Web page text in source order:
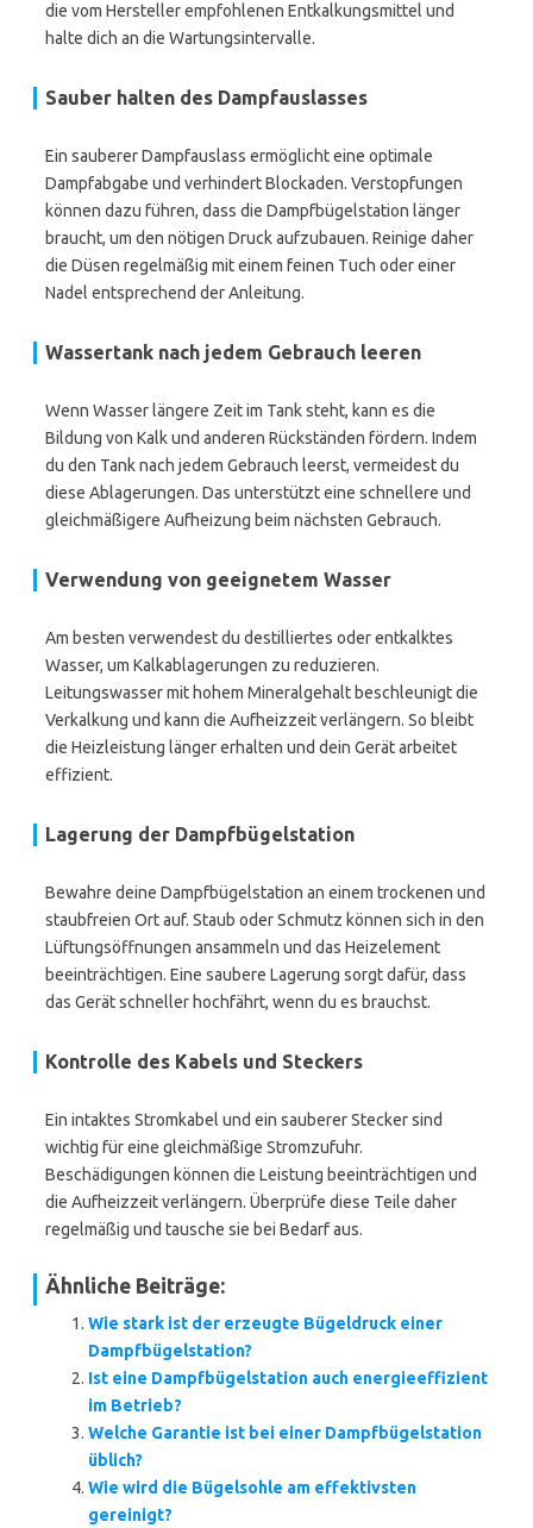
die vom Hersteller empfohlenen Entkalkungsmittel und
halte dich an die Wartungsintervalle.
Sauber halten des Dampfauslasses
Ein sauberer Dampfauslass ermöglicht eine optimale
Dampfabgabe und verhindert Blockaden. Verstopfungen
können dazu führen, dass die Dampfbügelstation länger
braucht, um den nötigen Druck aufzubauen. Reinige daher
die Düsen regelmäßig mit einem feinen Tuch oder einer
Nadel entsprechend der Anleitung.
Wassertank nach jedem Gebrauch leeren
Wenn Wasser längere Zeit im Tank steht, kann es die
Bildung von Kalk und anderen Rückständen fördern. Indem
du den Tank nach jedem Gebrauch leerst, vermeidest du
diese Ablagerungen. Das unterstützt eine schnellere und
gleichmäßigere Aufheizung beim nächsten Gebrauch.
Verwendung von geeignetem Wasser
Am besten verwendest du destilliertes oder entkalktes
Wasser, um Kalkablagerungen zu reduzieren.
Leitungswasser mit hohem Mineralgehalt beschleunigt die
Verkalkung und kann die Aufheizzeit verlängern. So bleibt
die Heizleistung länger erhalten und dein Gerät arbeitet
effizient.
Lagerung der Dampfbügelstation
Bewahre deine Dampfbügelstation an einem trockenen und
staubfreien Ort auf. Staub oder Schmutz können sich in den
Lüftungsöffnungen ansammeln und das Heizelement
beeinträchtigen. Eine saubere Lagerung sorgt dafür, dass
das Gerät schneller hochfährt, wenn du es brauchst.
Kontrolle des Kabels und Steckers
Ein intaktes Stromkabel und ein sauberer Stecker sind
wichtig für eine gleichmäßige Stromzufuhr.
Beschädigungen können die Leistung beeinträchtigen und
die Aufheizzeit verlängern. Überprüfe diese Teile daher
regelmäßig und tausche sie bei Bedarf aus.
Ähnliche Beiträge:
Wie stark ist der erzeugte Bügeldruck einer
Dampfbügelstation?
Ist eine Dampfbügelstation auch energieeffizient
im Betrieb?
Welche Garantie ist bei einer Dampfbügelstation
üblich?
Wie wird die Bügelsohle am effektivsten
gereinigt?